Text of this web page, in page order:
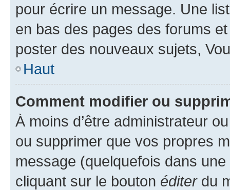
pour écrire un message. Une
en bas des pages des forums
poster des nouveaux sujets,
Haut
Comment modifier ou
À moins d’être administrateur
ou supprimer que vos propres
message (quelquefois dans
cliquant sur le bouton éditerdu